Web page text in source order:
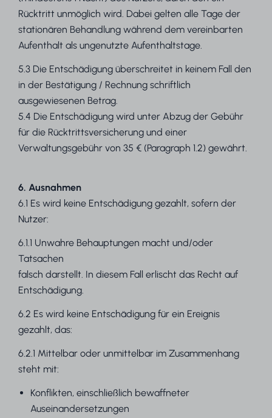
Rücktritt unmöglich wird. Dabei gelten alle Tage der
stationären Behandlung während dem vereinbarten
Aufenthalt als ungenutzte Aufenthaltstage.
5.3 Die Entschädigung überschreitet in keinem Fall den
in der Bestätigung / Rechnung schriftlich
ausgewiesenen Betrag.
5.4 Die Entschädigung wird unter Abzug der Gebühr
für die Rücktrittsversicherung und einer
Verwaltungsgebühr von 35 € (Paragraph 1.2) gewährt.
6. Ausnahmen
6.1 Es wird keine Entschädigung gezahlt, sofern der
Nutzer:
6.1.1 Unwahre Behauptungen macht und/oder
Tatsachen
falsch darstellt. In diesem Fall erlischt das Recht auf
Entschädigung.
6.2 Es wird keine Entschädigung für ein Ereignis
gezahlt, das:
6.2.1 Mittelbar oder unmittelbar im Zusammenhang
steht mit:
Konflikten, einschließlich bewaffneter
Auseinandersetzungen